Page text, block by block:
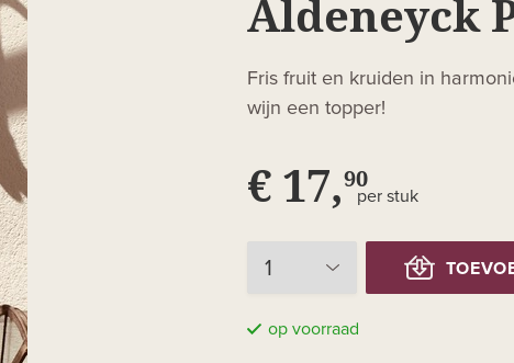
Aldeneyck
Fris fruit en kruiden in
wijn een topper!
€ 17,90
per stuk
op voorraad